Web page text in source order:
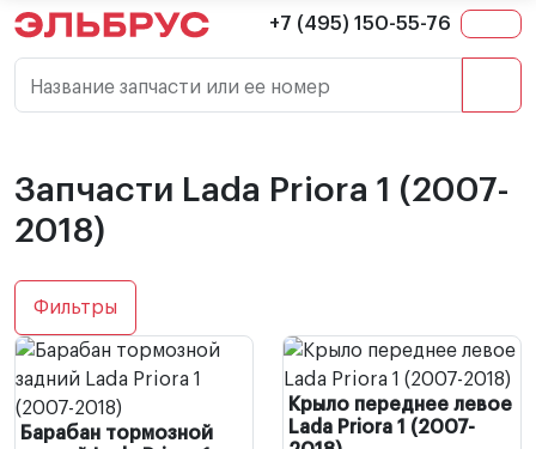
+7 (495) 150-55-76
Название запчасти или ее номер
Запчасти Lada Priora 1 (2007-
2018)
Фильтры
Барабан тормозной
Крыло переднее левое
Lada Priora 1 (2007-